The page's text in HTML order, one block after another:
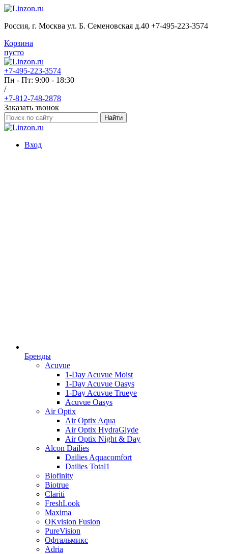
Россия, г. Москва ул. Б. Семеновская д.40 +7-495-223-3574
Корзина
пусто
+7-495-223-3574
Пн - Пт: 9:00 - 18:30
/
+7-812-748-2878
Заказать звонок
Найти
Вход
Бренды
Acuvue
1-Day Acuvue Moist
1-Day Acuvue Oasys
1-Day Acuvue Trueye
Acuvue Oasys
Air Optix
Air Optix Aqua
Air Optix HydraGlyde
Air Optix Night & Day
Alcon Dailies
Dailies Aquacomfort
Dailies Total1
Biofinity
Biotrue
Clariti
FreshLook
Maxima
OKvision Fusion
PureVision
Офтальмикс
Adria